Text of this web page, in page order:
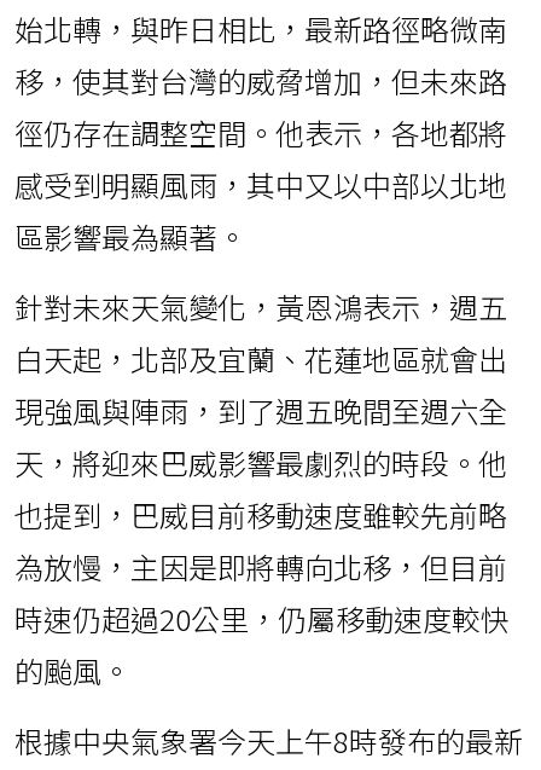
始北轉，與昨日相比，最新路徑略微南
移，使其對台灣的威脅增加，但未來路
徑仍存在調整空間。他表示，各地都將
感受到明顯風雨，其中又以中部以北地
區影響最為顯著。
針對未來天氣變化，黃恩鴻表示，週五
白天起，北部及宜蘭、花蓮地區就會出
現強風與陣雨，到了週五晚間至週六全
天，將迎來巴威影響最劇烈的時段。他
也提到，巴威目前移動速度雖較先前略
為放慢，主因是即將轉向北移，但目前
時速仍超過20公里，仍屬移動速度較快
的颱風。
根據中央氣象署今天上午8時發布的最新